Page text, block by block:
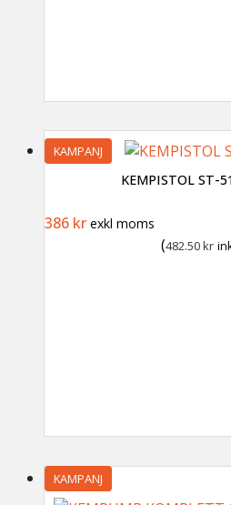
KAMPANJ
KEMPISTOL ST-
Det ursprungliga priset var:
386 krDet nuvarande priset
exkl moms
(482.50kr
KAMPANJ